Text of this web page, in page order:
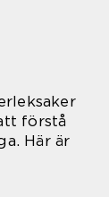
förstå
Här är